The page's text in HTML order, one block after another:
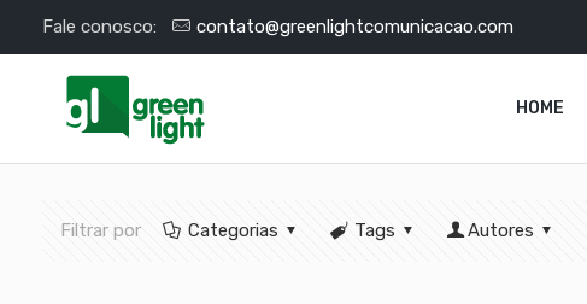
Fale conosco: contato@greenlightcomunicacao.com
HOME
Filtrar por Categorias Tags Autores